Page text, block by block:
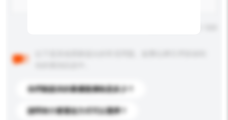
你們能提供的最優惠價格是多少？
請問有什麼運送方式可以選擇？